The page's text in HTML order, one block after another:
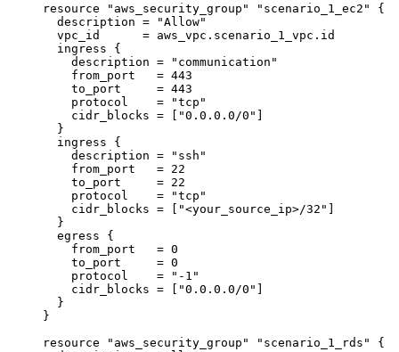
resource "aws_security_group" "scenario_1_ec2"
{
description = "Allow"
vpc_id = aws_vpc . scenario_1_vpc . id
ingress {
description = " communication "
from_port = 443
to_port = 443
protocol = "tcp "
cidr_blocks = [ "0.0.0.0/0 " ]
}
ingress {
description = " ssh "
from_port = 22
to_port = 22
protocol = "tcp "
cidr_blocks = [ "<your_source_ip>/32 " ]
}
egress {
from_port = 0
to_port = 0
protocol = " -1 "
cidr_blocks = [ "0.0.0.0/0 " ]
}
}
resource
"aws_security_group" "scenario_1_rds"
{